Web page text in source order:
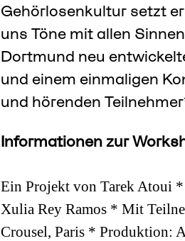
Gehörlosenkultur setzt
uns Töne mit allen
Dortmund neu
und einem einmaligen
und hörenden
Informationen zur
Ein Projekt von Tarek Atoui
Xulia Rey Ramos * Mit
Crousel, Paris * Produktion: